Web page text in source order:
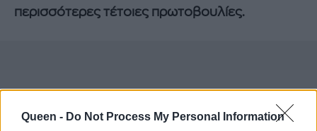
Queen - Do Not Process My Personal Information
περισσότερες τέτοιες πρωτοβουλίες.